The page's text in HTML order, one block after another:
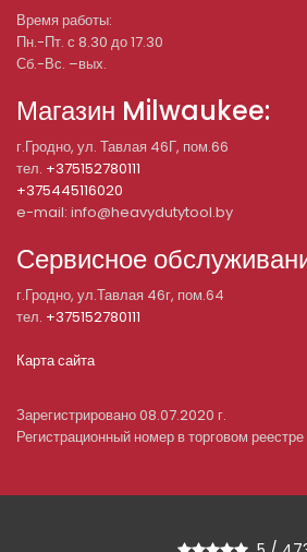
Время работы:
Пн.-Пт. с 8.30 до 17.30
Сб.-Вс. –вых.
Магазин Milwaukee:
г.Гродно, ул. Тавлая 46Г, пом.66
тел. +375152780111
+375445116020
e-mail: info@heavydutytool.by
Сервисное
г.Гродно, ул.Тавлая 46г, пом.64
тел. +375152780111
Карта сайта
Зарегистрировано 08.07.2020 г.
Регистрационный номер в торговом